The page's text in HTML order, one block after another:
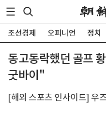
조선경제 오피니언 정치
동고동락했던 골프
굿바이"
[해외 스포츠 인사이드] 우